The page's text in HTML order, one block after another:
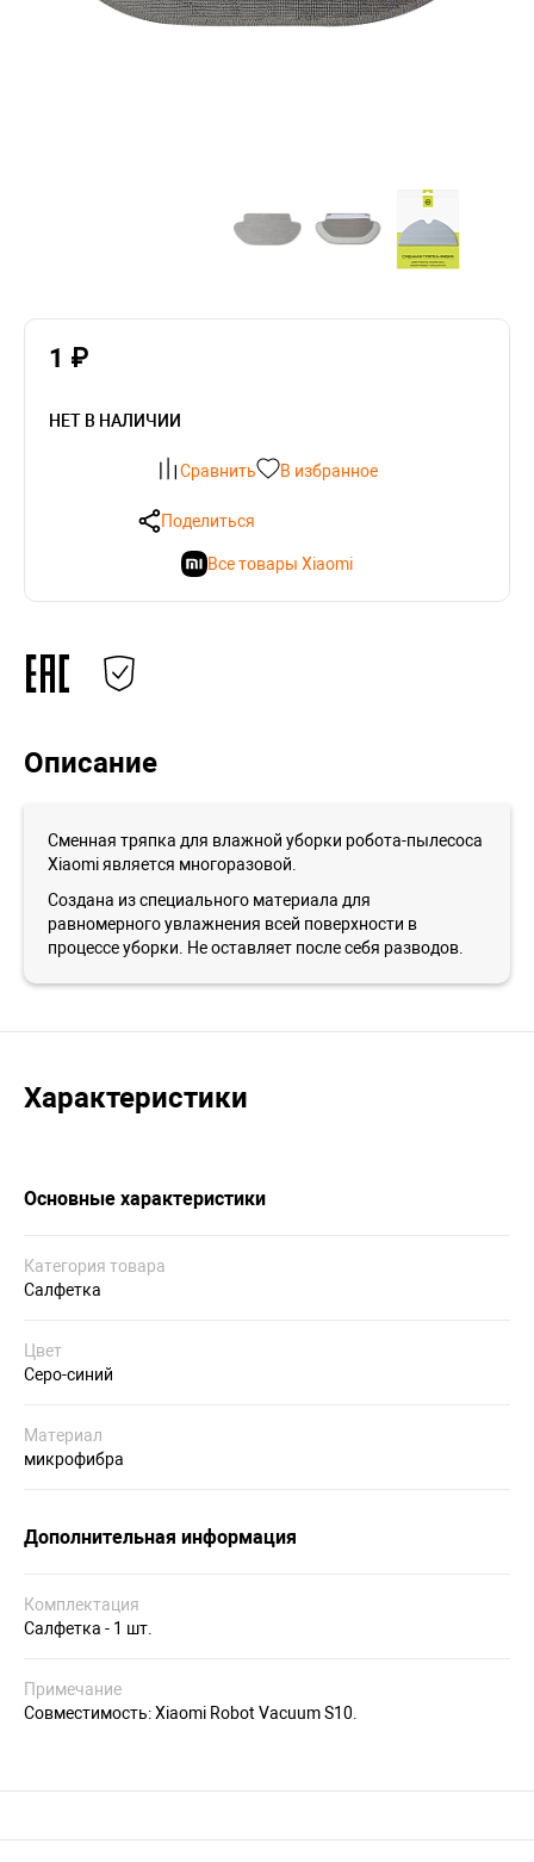
1 ₽
НЕТ В НАЛИЧИИ
Сравнить В избранное
Поделиться
Все товары Xiaomi
Описание
Сменная тряпка для влажной уборки робота-пылесоса
Xiaomi является многоразовой.
Создана из специального материала для
равномерного увлажнения всей поверхности в
процессе уборки. Не оставляет после себя разводов.
Характеристики
Основные характеристики
Категория товара
Салфетка
Цвет
Серо-синий
Материал
микрофибра
Дополнительная информация
Комплектация
Салфетка - 1 шт.
Примечание
Совместимость: Xiaomi Robot Vacuum S10.